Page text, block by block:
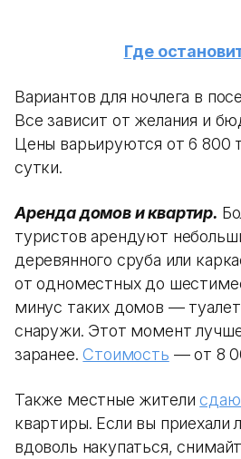
Где
Вариантов для ночлега в
Все зависит от желания и
Цены варьируются от 6 800
сутки.
Аренда домов и квартир.
туристов арендуют
деревянного сруба или
от одноместных до
минус таких домов —
снаружи. Этот момент
заранее.Стоимость — от 8
Также местные жители
квартиры. Если вы приехали
вдоволь накупаться,